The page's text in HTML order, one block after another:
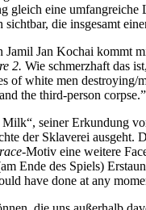
eine
die insgesamt
Jan Kochai kommt
2. Wie schmerzhaft das
of white men
the third-person corpse.”
seiner Erkundung
der Sklaverei
-Motiv eine weitere
Ende des Spiels)
have done at any